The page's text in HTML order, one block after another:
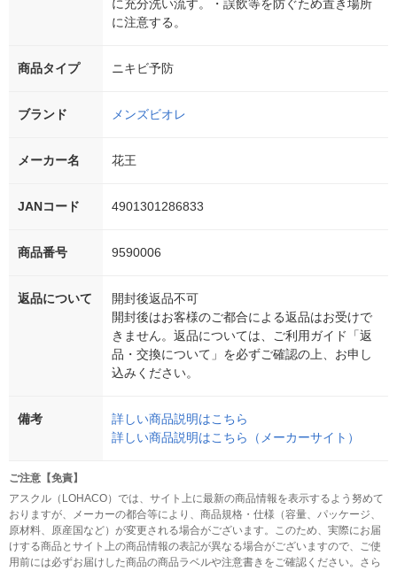
に充分洗い流す。・誤飲等を防ぐため置き場所
に注意する。
商品タイプ ニキビ予防
ブランド メンズビオレ
メーカー名 花王
JANコード 4901301286833
商品番号 9590006
返品について
開封後返品不可
開封後はお客様のご都合による返品はお受けで
きません。返品については、ご利用ガイド「返
品・交換について」を必ずご確認の上、お申し
込みください。
備考
詳しい商品説明はこちら
詳しい商品説明はこちら（メーカーサイト）
ご注意【免責】
アスクル（LOHACO）では、サイト上に最新の商品情報を表示するよう努めて
おりますが、メーカーの都合等により、商品規格・仕様（容量、パッケージ、
原材料、原産国など）が変更される場合がございます。このため、実際にお届
けする商品とサイト上の商品情報の表記が異なる場合がございますので、ご使
用前には必ずお届けした商品の商品ラベルや注意書きをご確認ください。さら